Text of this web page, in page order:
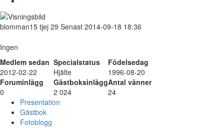
blomman15 tjej 29 Senast 2014-09-18 18:36
Ingen
Medlem sedan Specialstatus
Födelsedag
2012-02-22
Hjälte
1996-08-20
Foruminlägg
GästboksinläggAntal vänner
0
2 024
24
Presentation
Gästbok
Fotoblogg